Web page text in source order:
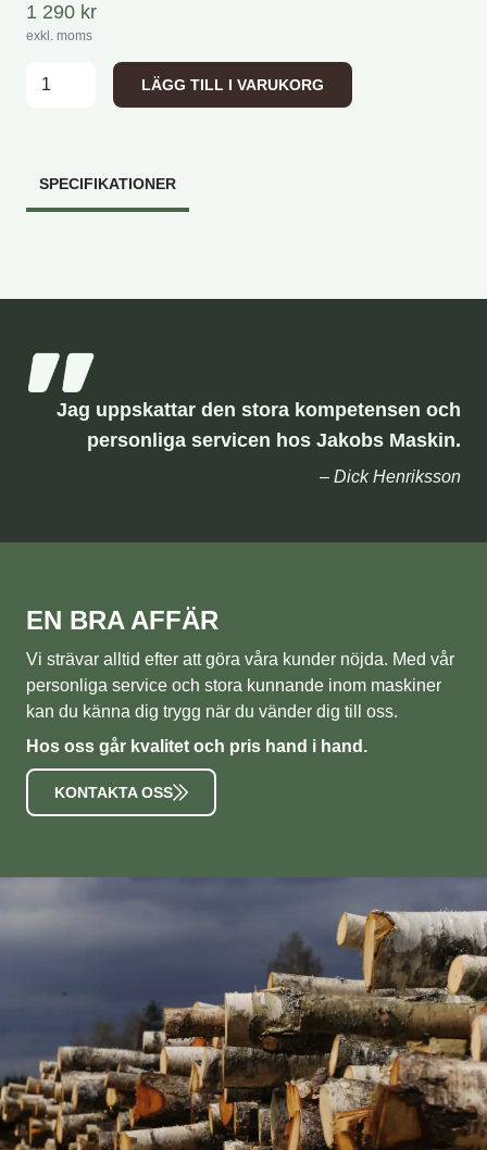
1 290 kr
exkl. moms
Sågsvärd till Bala Agri 450 mängd
LÄGG TILL I VARUKORG
SPECIFIKATIONER
Jag uppskattar den stora kompetensen och
personliga servicen hos Jakobs Maskin.
– Dick Henriksson
EN BRA AFFÄR
Vi strävar alltid efter att göra våra kunder nöjda. Med vår
personliga service och stora kunnande inom maskiner
kan du känna dig trygg när du vänder dig till oss.
Hos oss går kvalitet och pris hand i hand.
KONTAKTA OSS